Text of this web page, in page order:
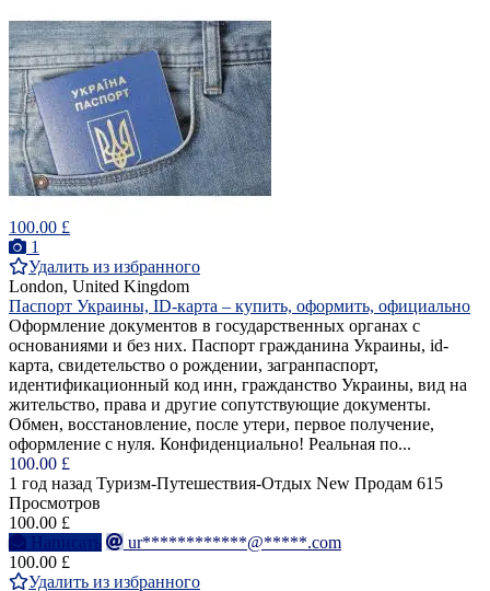
100.00 £
1
Удалить из избранного
London, United Kingdom
Паспорт Украины, ID-карта – купить, оформить, официально
Оформление документов в государственных органах с
основаниями и без них. Паспорт гражданина Украины, id-
карта, свидетельство о рождении, загранпаспорт,
идентификационный код инн, гражданство Украины, вид на
жительство, права и другие сопутствующие документы.
Обмен, восстановление, после утери, первое получение,
оформление с нуля. Конфиденциально! Реальная по...
100.00 £
1 год назад Туризм-Путешествия-Отдых New Продам 615
Просмотров
100.00 £
Написать
ur************@*****.com
100.00 £
Удалить из избранного